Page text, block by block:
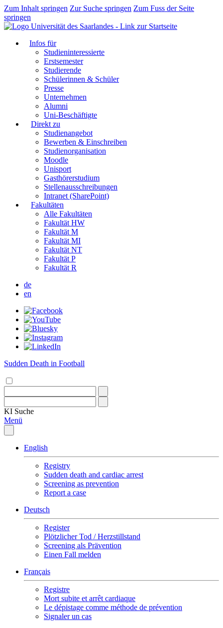
Zum Inhalt springen Zur Suche springen Zum Fuss der Seite
springen
Infos für
Studieninteressierte
Erstsemester
Studierende
Schülerinnen & Schüler
Presse
Unternehmen
Alumni
Uni-Beschäftigte
Direkt zu
Studienangebot
Bewerben & Einschreiben
Studienorganisation
Moodle
Unisport
Gasthörerstudium
Stellenausschreibungen
Intranet (SharePoint)
Fakultäten
Alle Fakultäten
Fakultät HW
Fakultät M
Fakultät MI
Fakultät NT
Fakultät P
Fakultät R
de
en
Sudden Death in Football
KI Suche
Menü
English
Registry
Sudden death and cardiac arrest
Screening as prevention
Report a case
Deutsch
Register
Plötzlicher Tod / Herzstillstand
Screening als Prävention
Einen Fall melden
Français
Registre
Mort subite et arrêt cardiaque
Le dépistage comme méthode de prévention
Signaler un cas